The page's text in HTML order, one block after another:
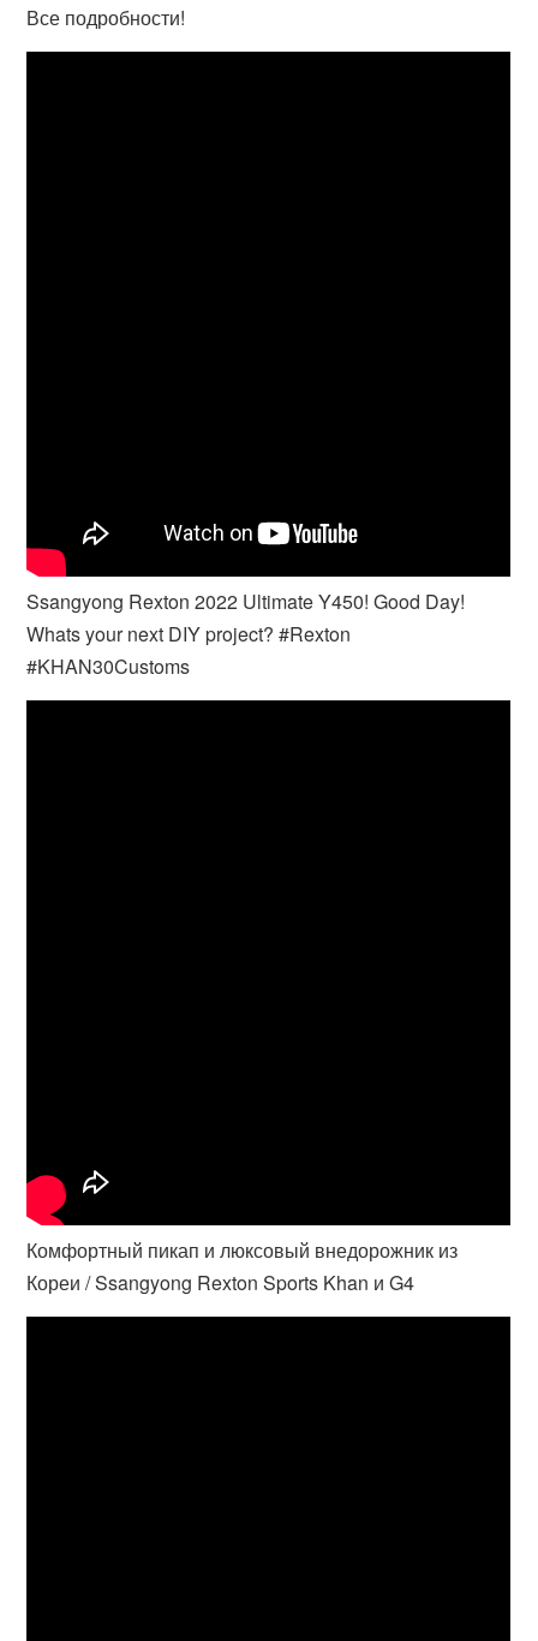
Все подробности!
Ssangyong Rexton 2022 Ultimate Y450! Good Day!
Whats your next DIY project? #Rexton
#KHAN30Customs
Комфортный пикап и люксовый внедорожник из
Кореи / Ssangyong Rexton Sports Khan и G4